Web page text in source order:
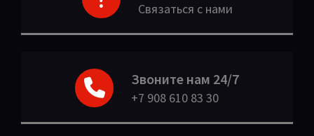
Связаться с нами
Звоните нам 24/7
+7 908 610 83 30